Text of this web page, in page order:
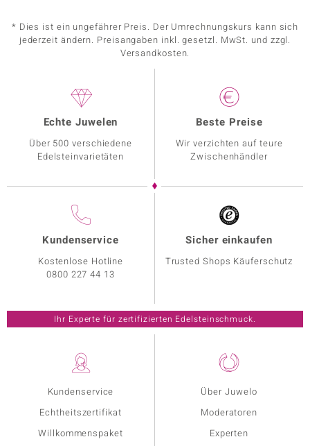
* Dies ist ein ungefährer Preis. Der Umrechnungskurs kann sich
jederzeit ändern. Preisangaben inkl. gesetzl. MwSt. und zzgl.
Versandkosten.
Kundenservice
Echtheitszertifikat
Willkommenspaket
Über Juwelo
Moderatoren
Experten
Echte Juwelen
Über 500 verschiedene
Edelsteinvarietäten
Beste Preise
Wir verzichten auf teure
Zwischenhändler
Kundenservice
Kostenlose Hotline
0800 227 44 13
Sicher einkaufen
Trusted Shops Käuferschutz
Ihr Experte für zertifizierten Edelsteinschmuck.